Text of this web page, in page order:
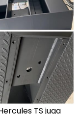
TS juga